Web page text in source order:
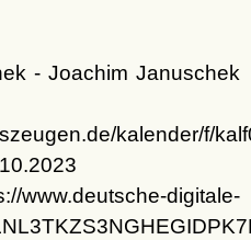
- Joachim Januschek
kalender/f/
digitale-